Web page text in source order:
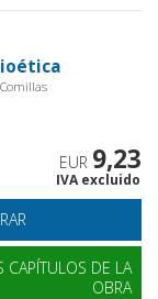
EUR 9,23
IVA excluido
CAPÍTULOS DE LA
OBRA